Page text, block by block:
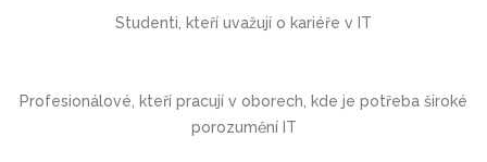
Studenti, kteří uvažují o kariéře v IT
Profesionálové, kteří pracují v oborech, kde je potřeba široké
porozumění IT